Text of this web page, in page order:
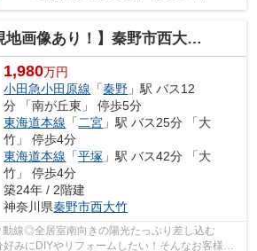
画像あり！】秦野市西大竹 中古戸建 39.61坪
1,980万円
小田急小田原線 「秦野 」駅 バス12
分 「南が丘東」 停歩5分
東海道本線 「 二宮 」駅 バス25分 「大
竹」 停歩4分
東海道本線 「平塚 」駅 バス42分 「大
竹」 停歩4分
築24年 / 2階建
神奈川県秦野市西大竹
線◎全居室南向きの陽光たっぷり差し込む
みにDIYやリフォームしたい！そんなお客様に